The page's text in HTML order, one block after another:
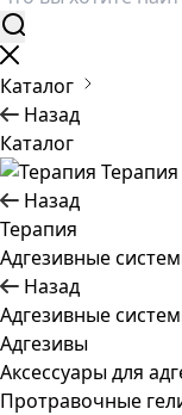
Каталог
Назад
Каталог
Терапия
Назад
Терапия
Адгезивные
Назад
Адгезивные
Адгезивы
Аксессуары для
Протравочные